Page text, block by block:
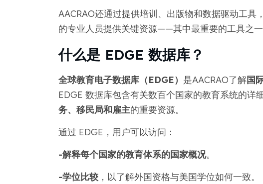
AACRAO还通过提供培训、出版物和数据驱动工具
的专业人员提供关键资源——其中最重要的工具之一
什么是 EDGE 数据库？
全球教育电子数据库（EDGE） 是AACRAO了解国
EDGE 数据库包含有关数百个国家的教育系统的详
务、移民局和雇主的重要资源。
通过 EDGE，用户可以访问：
-解释每个国家的教育体系的国家概况。
-学位比较，以了解外国资格与美国学位如何一致。